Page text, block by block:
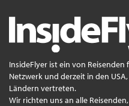
InsideFlyer ist ein von
Netzwerk und derzeit in den
Ländern vertreten.
Wir richten uns an alle